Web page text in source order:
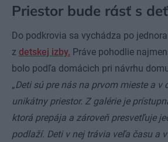
Priestor bude rásť s
Do podkrovia sa vychádza po
z detskej izby. Práve pohodlie
bolo podľa domácich pri návrhu
„Deti sú pre nás na prvom mieste a v
unikátny priestor. Z galérie je
ktorá prepája a zároveň presvetľuje
podlaží. Deti v nej trávia veľa času a